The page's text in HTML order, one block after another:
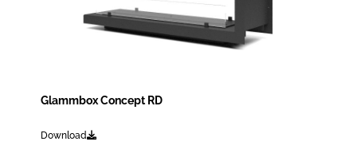
Glammbox Concept RD
Download